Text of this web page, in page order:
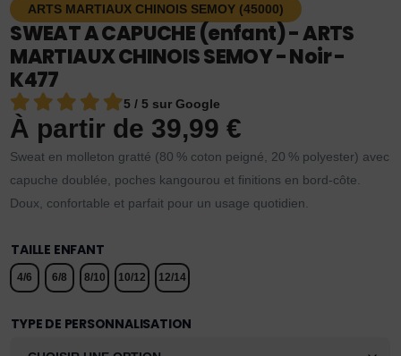
ARTS MARTIAUX CHINOIS SEMOY (45000)
SWEAT A CAPUCHE (enfant) - ARTS
MARTIAUX CHINOIS SEMOY - Noir -
K477
5 / 5 sur Google
À partir de 39,99€
Sweat en molleton gratté (80 % coton peigné, 20 % polyester) avec
capuche doublée, poches kangourou et finitions en bord-côte.
Doux, confortable et parfait pour un usage quotidien.
TAILLE ENFANT
4/6 6/8 8/10 10/12 12/14
TYPE DE PERSONNALISATION